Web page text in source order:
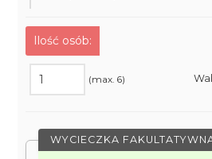
Ilość osób:
(max. 6)
WYCIECZKA